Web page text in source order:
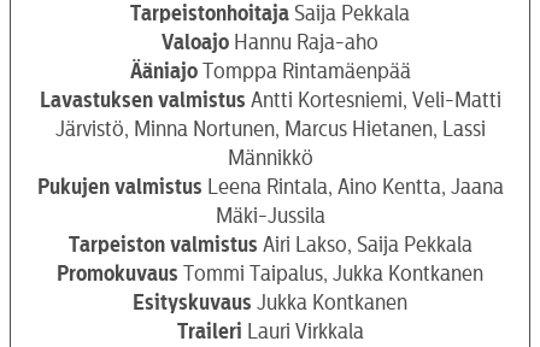
Tarpeistonhoitaja Saija Pekkala
Valoajo Hannu Raja-aho
ÄäniajoTomppa Rintamäenpää
Lavastuksen valmistus Antti Kortesniemi, Veli-Matti
Järvistö, Minna Nortunen, Marcus Hietanen, Lassi
Männikkö
Pukujen valmistus Leena Rintala, Aino Kentta, Jaana
Mäki-Jussila
Tarpeiston valmistus Airi Lakso, Saija Pekkala
Promokuvaus Tommi Taipalus, Jukka Kontkanen
Esityskuvaus Jukka Kontkanen
Traileri
Lauri Virkkala